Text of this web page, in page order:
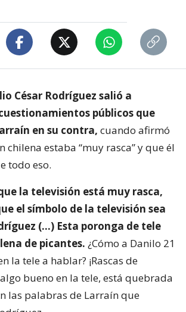
César Rodríguez salió a
públicos que
en su contra, cuando afirmó
chilena estaba “muy rasca” y que él
todo eso.
la televisión está muy rasca,
el símbolo de la televisión sea
(…) Esta poronga de tele
de picantes. ¿Cómo a Danilo 21
la tele a hablar? ¡Rascas de
bueno en la tele, está quebrada
las palabras de Larraín que